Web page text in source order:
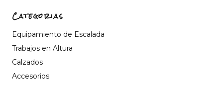
Categorias
Equipamiento de Escalada
Trabajos en Altura
Calzados
Accesorios